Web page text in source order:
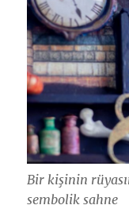
Bir kişinin
sembolik sahne